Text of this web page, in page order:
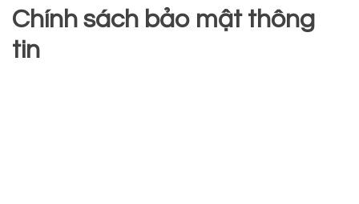
Chính sách bảo mật thông
tin